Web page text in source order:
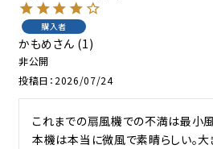
購入者
かもめ 1
非公開
投稿日 2026/07/24
これまでの扇風機での不満は最小
本機は本当に微風で素晴らしい。大